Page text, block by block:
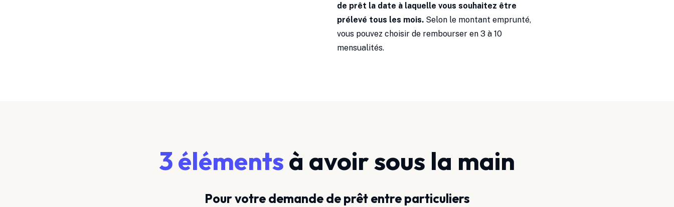
de prêt la date à laquelle vous souhaitez être
prélevé tous les mois. Selon le montant emprunté,
vous pouvez choisir de rembourser en 3 à 10
mensualités.
3 élémentsà avoir sous la main
Pour votre demande de prêt entre particuliers